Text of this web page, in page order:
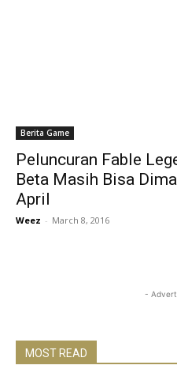
Berita Game
Peluncuran Fable
Beta Masih Bisa
April
Weez - March 8, 2016
-
MOST READ